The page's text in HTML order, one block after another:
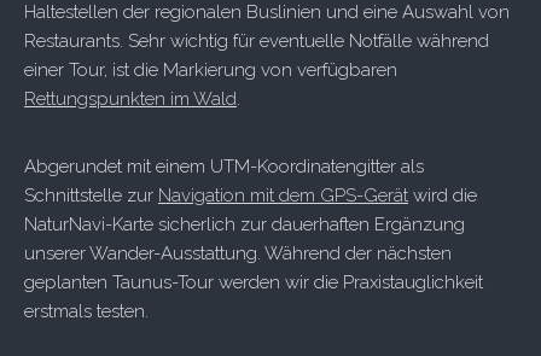
Haltestellen der regionalen Buslinien und eine Auswahl von
Restaurants. Sehr wichtig für eventuelle Notfälle während
einer Tour, ist die Markierung von verfügbaren
Rettungspunkten im Wald.
Abgerundet mit einem UTM-Koordinatengitter als
Schnittstelle zur Navigation mit dem GPS-Gerät wird die
NaturNavi-Karte sicherlich zur dauerhaften Ergänzung
unserer Wander-Ausstattung. Während der nächsten
geplanten Taunus-Tour werden wir die Praxistauglichkeit
erstmals testen.